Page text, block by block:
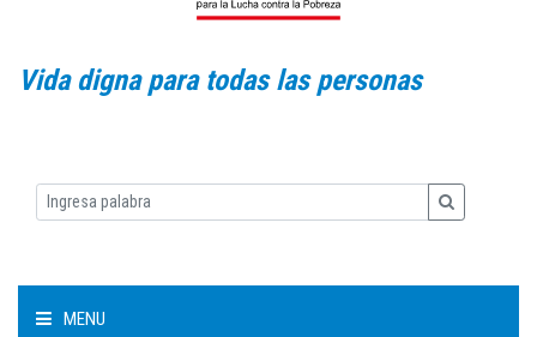
Vida digna para todas las personas
MENU